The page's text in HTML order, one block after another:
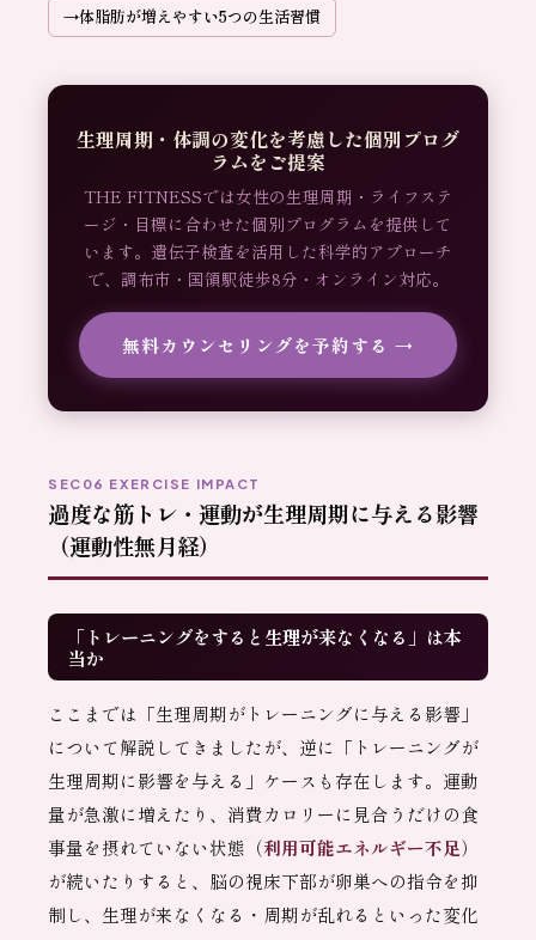
体脂肪が増えやすい5つの生活習慣
生理周期・体調の変化を考慮した個別プログ
ラムをご提案
THE FITNESSでは女性の生理周期・ライフステ
ージ・目標に合わせた個別プログラムを提供して
います。遺伝子検査を活用した科学的アプローチ
で、調布市・国領駅徒歩8分・オンライン対応。
無料カウンセリングを予約する →
SEC06 EXERCISE IMPACT
過度な筋トレ・運動が生理周期に与える影響
（運動性無月経）
「トレーニングをすると生理が来なくなる」は本
当か
ここまでは「生理周期がトレーニングに与える影響」
について解説してきましたが、逆に「トレーニングが
生理周期に影響を与える」ケースも存在します。運動
量が急激に増えたり、消費カロリーに見合うだけの食
事量を摂れていない状態（利用可能エネルギー不足）
が続いたりすると、脳の視床下部が卵巣への指令を抑
制し、生理が来なくなる・周期が乱れるといった変化